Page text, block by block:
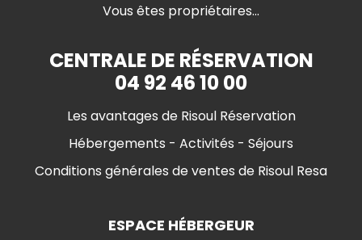
Vous êtes propriétaires...
CENTRALE DE RÉSERVATION
04 92 46 10 00
Les avantages de Risoul Réservation
Hébergements - Activités - Séjours
Conditions générales de ventes de Risoul Resa
ESPACE HÉBERGEUR